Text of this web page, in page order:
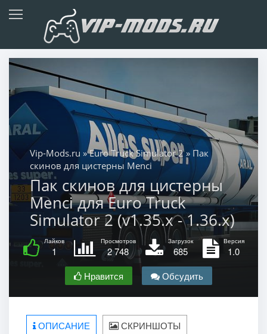
Vip-Mods.ru »Euro Truck Simulator 2» Пак
скинов для цистерны Menci
Пак скинов для цистерны
Menci для Euro Truck
Simulator 2 (v1.35.x - 1.36.x)
Лайков
1
Просмотров
2 748
Загрузок
685
Версия
1.0
Нравится
Обсудить
ОПИСАНИЕ
СКРИНШОТЫ